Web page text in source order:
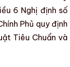
6 Nghị định số
Phủ quy định
Tiêu Chuẩn và